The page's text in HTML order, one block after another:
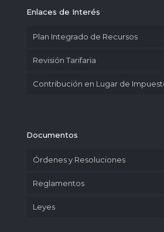
Enlaces de Interés
Plan Integrado de Recursos
Revisión Tarifaria
Contribución en Lugar de
Documentos
Órdenes y Resoluciones
Reglamentos
Leyes